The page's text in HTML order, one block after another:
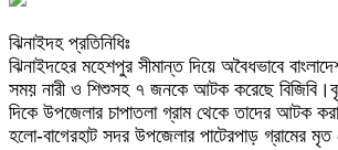
ঝিনাইদহ প্রতিনিধিঃ
ঝিনাইদহের মহেশপুর সীমান্ত দিয়ে অবৈধভাবে
সময় নারী ও শিশুসহ ৭ জনকে আটক করেছে
দিকে উপজেলার চাপাতলা গ্রাম থেকে তাদের আটক
হলো-বাগেরহাট সদর উপজেলার পাটেরপাড় গ্রামের